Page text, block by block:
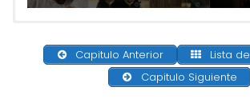
Capitulo Anterior
Lista
Capitulo Siguiente